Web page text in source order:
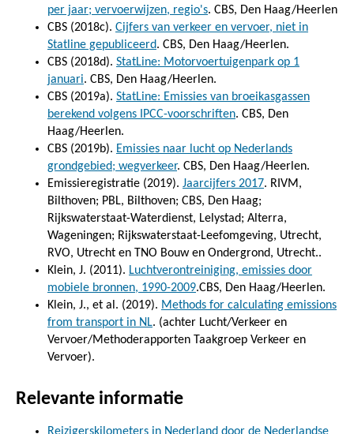
per jaar; vervoerwijzen, regio's. CBS, Den Haag/Heerlen
CBS (2018c). Cijfers van verkeer en vervoer, niet in
Statline gepubliceerd. CBS, Den Haag/Heerlen.
CBS (2018d). StatLine: Motorvoertuigenpark op 1
januari. CBS, Den Haag/Heerlen.
CBS (2019a). StatLine: Emissies van broeikasgassen
berekend volgens IPCC-voorschriften. CBS, Den
Haag/Heerlen.
CBS (2019b). Emissies naar lucht op Nederlands
grondgebied; wegverkeer. CBS, Den Haag/Heerlen.
Emissieregistratie (2019). Jaarcijfers 2017. RIVM,
Bilthoven; PBL, Bilthoven; CBS, Den Haag;
Rijkswaterstaat-Waterdienst, Lelystad; Alterra,
Wageningen; Rijkswaterstaat-Leefomgeving, Utrecht,
RVO, Utrecht en TNO Bouw en Ondergrond, Utrecht..
Klein, J. (2011). Luchtverontreiniging, emissies door
mobiele bronnen, 1990-2009.CBS, Den Haag/Heerlen.
Klein, J., et al. (2019). Methods for calculating emissions
from transport in NL. (achter Lucht/Verkeer en
Vervoer/Methoderapporten Taakgroep Verkeer en
Vervoer).
Relevante informatie